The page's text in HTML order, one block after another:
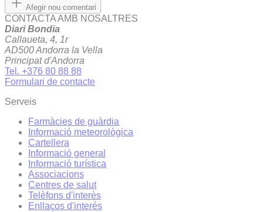
Afegir nou comentari
CONTACTA AMB NOSALTRES
Diari Bondia
Callaueta, 4, 1r
AD500 Andorra la Vella
Principat d'Andorra
Tel. +376 80 88 88
Formulari de contacte
Serveis
Farmàcies de guàrdia
Informació meteorològica
Cartellera
Informació general
Informació turística
Associacions
Centres de salut
Telèfons d'interès
Enllaços d'interés